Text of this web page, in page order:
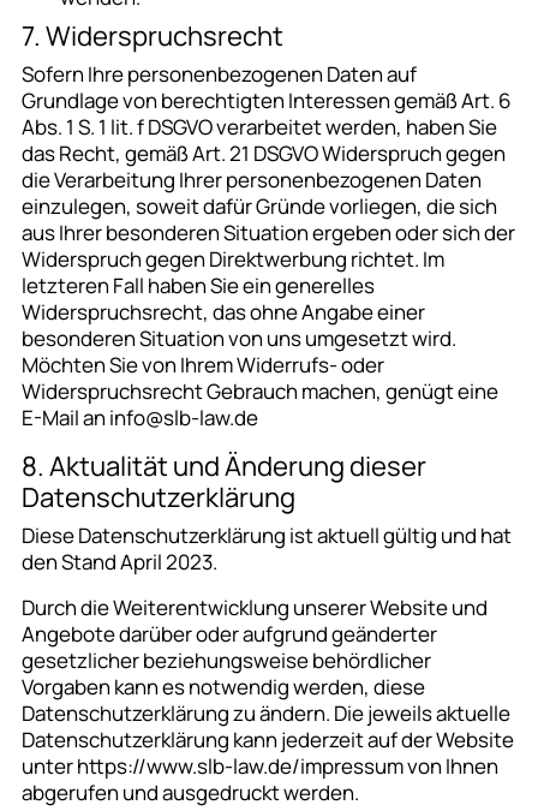
7. Widerspruchsrecht
Sofern Ihre personenbezogenen Daten auf
Grundlage von berechtigten Interessen gemäß Art. 6
Abs. 1 S. 1 lit. f DSGVO verarbeitet werden, haben Sie
das Recht, gemäß Art. 21 DSGVO Widerspruch gegen
die Verarbeitung Ihrer personenbezogenen Daten
einzulegen, soweit dafür Gründe vorliegen, die sich
aus Ihrer besonderen Situation ergeben oder sich der
Widerspruch gegen Direktwerbung richtet. Im
letzteren Fall haben Sie ein generelles
Widerspruchsrecht, das ohne Angabe einer
besonderen Situation von uns umgesetzt wird.
Möchten Sie von Ihrem Widerrufs- oder
Widerspruchsrecht Gebrauch machen, genügt eine
E-Mail an info@slb-law.de
8. Aktualität und Änderung dieser
Datenschutzerklärung
Diese Datenschutzerklärung ist aktuell gültig und hat
den Stand April 2023.
Durch die Weiterentwicklung unserer Website und
Angebote darüber oder aufgrund geänderter
gesetzlicher beziehungsweise behördlicher
Vorgaben kann es notwendig werden, diese
Datenschutzerklärung zu ändern. Die jeweils aktuelle
Datenschutzerklärung kann jederzeit auf der Website
unter https://www.slb-law.de/impressum von Ihnen
abgerufen und ausgedruckt werden.